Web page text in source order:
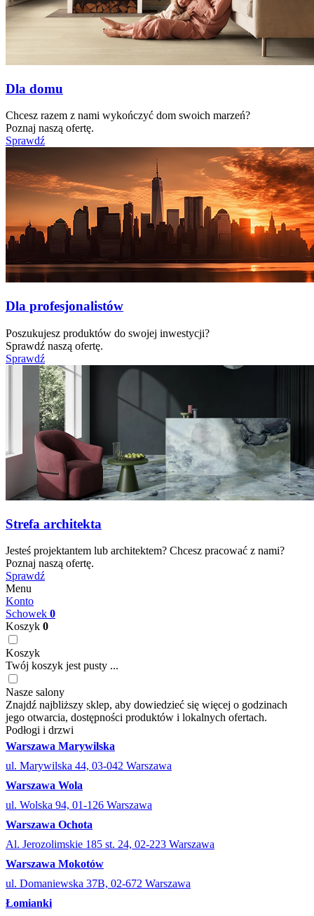
Dla domu
Chcesz razem z nami wykończyć dom swoich marzeń?
Poznaj naszą ofertę.
Sprawdź
Dla profesjonalistów
Poszukujesz produktów do swojej inwestycji?
Sprawdź naszą ofertę.
Sprawdź
Strefa architekta
Jesteś projektantem lub architektem? Chcesz pracować z nami?
Poznaj naszą ofertę.
Sprawdź
Menu
Konto
Schowek 0
Koszyk 0
Koszyk
Twój koszyk jest pusty ...
Nasze salony
Znajdź najbliższy sklep, aby dowiedzieć się więcej o godzinach
jego otwarcia, dostępności produktów i lokalnych ofertach.
Podłogi i drzwi
Warszawa Marywilska
ul. Marywilska 44, 03-042 Warszawa
Warszawa Wola
ul. Wolska 94, 01-126 Warszawa
Warszawa Ochota
Al. Jerozolimskie 185 st. 24, 02-223 Warszawa
Warszawa Mokotów
ul. Domaniewska 37B, 02-672 Warszawa
Łomianki